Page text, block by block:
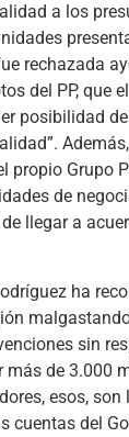
a los
rechazada
del PP, que
posibilidad
propio Grupo
de
llegar a
ha
sin
de 3.000
esos,
cuentas del